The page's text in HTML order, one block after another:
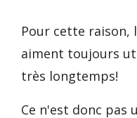
Pour cette
aiment toujours
très longtemps!
Ce n'est donc pas